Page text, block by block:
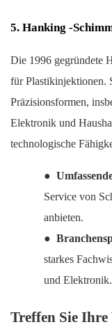
5. Hanking -
Die 1996 gegründete
für Plastikinjektionen.
Präzisionsformen,
Elektronik und
technologische
●
Service von
anbieten.
●
starkes
und Elektronik.
Treffen Sie